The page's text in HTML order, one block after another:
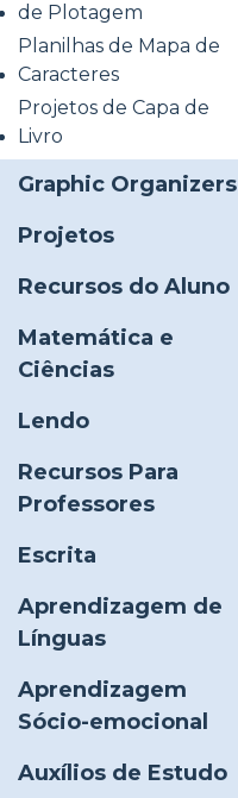
de Plotagem
Planilhas de Mapa de
Caracteres
Projetos de Capa de
Livro
Graphic Organizers
Projetos
Recursos do Aluno
Matemática e
Ciências
Lendo
Recursos Para
Professores
Escrita
Aprendizagem de
Línguas
Aprendizagem
Sócio-emocional
Auxílios de Estudo